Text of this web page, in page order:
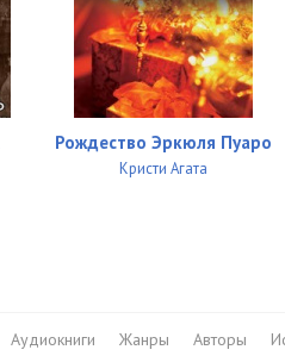
Рождество Эркюля Пуаро
Кристи Агата
Аудиокниги Жанры Авторы